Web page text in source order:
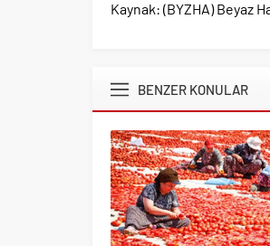
Kaynak: (BYZHA) Beyaz
BENZER KONULAR